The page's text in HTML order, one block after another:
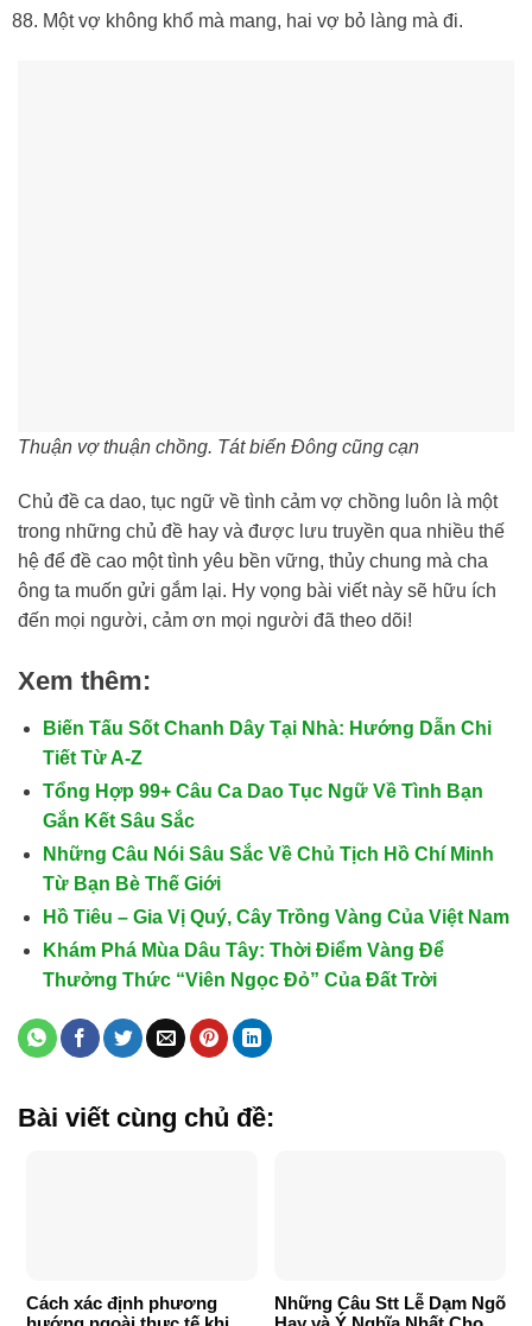
Một vợ không khổ mà mang, hai vợ bỏ làng mà đi.
Thuận vợ thuận chồng. Tát biển Đông cũng cạn
Chủ đề ca dao, tục ngữ về tình cảm vợ chồng luôn là một
trong những chủ đề hay và được lưu truyền qua nhiều thế
hệ để đề cao một tình yêu bền vững, thủy chung mà cha
ông ta muốn gửi gắm lại. Hy vọng bài viết này sẽ hữu ích
đến mọi người, cảm ơn mọi người đã theo dõi!
Xem thêm:
Biến Tấu Sốt Chanh Dây Tại Nhà: Hướng Dẫn Chi
Tiết Từ A-Z
Tổng Hợp 99+ Câu Ca Dao Tục Ngữ Về Tình Bạn
Gắn Kết Sâu Sắc
Những Câu Nói Sâu Sắc Về Chủ Tịch Hồ Chí Minh
Từ Bạn Bè Thế Giới
Hồ Tiêu – Gia Vị Quý, Cây Trồng Vàng Của Việt Nam
Khám Phá Mùa Dâu Tây: Thời Điểm Vàng Để
Thưởng Thức “Viên Ngọc Đỏ” Của Đất Trời
Bài viết cùng chủ đề:
Cách xác định phương
Những Câu Stt Lễ Dạm Ngõ